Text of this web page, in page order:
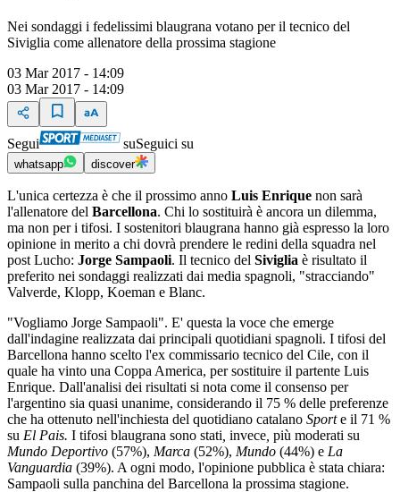
Nei sondaggi i fedelissimi blaugrana votano per il tecnico del
Siviglia come allenatore della prossima stagione
03 Mar 2017 - 14:09
03 Mar 2017 - 14:09
Segui suSeguici su
whatsapp discover
L'unica certezza è che il prossimo anno Luis Enrique non sarà
l'allenatore del Barcellona. Chi lo sostituirà è ancora un dilemma,
ma non per i tifosi. I sostenitori blaugrana hanno già espresso la loro
opinione in merito a chi dovrà prendere le redini della squadra nel
post Lucho: Jorge Sampaoli. Il tecnico del Siviglia è risultato il
preferito nei sondaggi realizzati dai media spagnoli, "stracciando"
Valverde, Klopp, Koeman e Blanc.
"Vogliamo Jorge Sampaoli". E' questa la voce che emerge
dall'indagine realizzata dai principali quotidiani spagnoli. I tifosi del
Barcellona hanno scelto l'ex commissario tecnico del Cile, con il
quale ha vinto una Coppa America, per sostituire il partente Luis
Enrique. Dall'analisi dei risultati si nota come il consenso per
l'argentino sia quasi unanime, considerando il 75 % delle preferenze
che ha ottenuto nell'inchiesta del quotidiano catalano Sporte il 71 %
su El Pais. I tifosi blaugrana sono stati invece più moderati su
Mundo Deportivo (57%), Marca (52%), Mundo (44%) e La
Vanguardia (39%). A ogni modo, l'opinione pubblica è stata chiara:
Sampaoli sulla panchina del Barcellona la prossima stagione.